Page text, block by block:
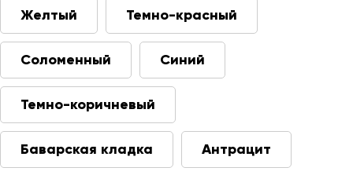
Желтый Темно-красный
Соломенный Синий
Темно-коричневый
Баварская кладка Антрацит